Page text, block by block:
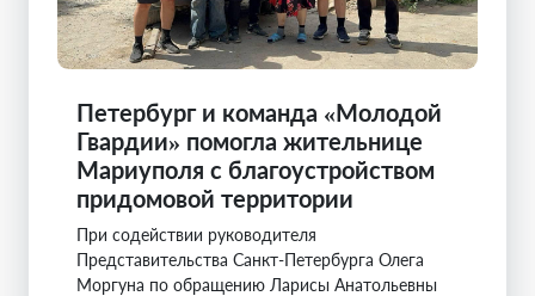
Петербург и команда «Молодой
Гвардии» помогла жительнице
Мариуполя с благоустройством
придомовой территории
При содействии руководителя
Представительства Санкт-Петербурга Олега
Моргуна по обращению Ларисы Анатольевны